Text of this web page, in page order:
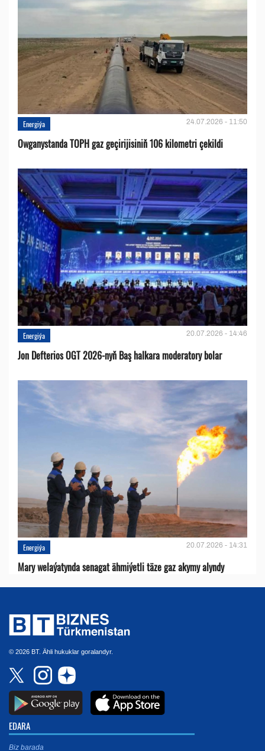
Energiýa 24.07.2026 - 11:50
Owganystanda TOPH gaz geçirijisiniň 106 kilometri çekildi
Energiýa 20.07.2026 - 14:46
Jon Defterios OGT 2026-nyň Baş halkara moderatory bolar
Energiýa 20.07.2026 - 14:31
Mary welaýatynda senagat ähmiýetli täze gaz akymy alyndy
© 2026 BT. Ähli hukuklar goralandyr.
EDARA
Biz barada